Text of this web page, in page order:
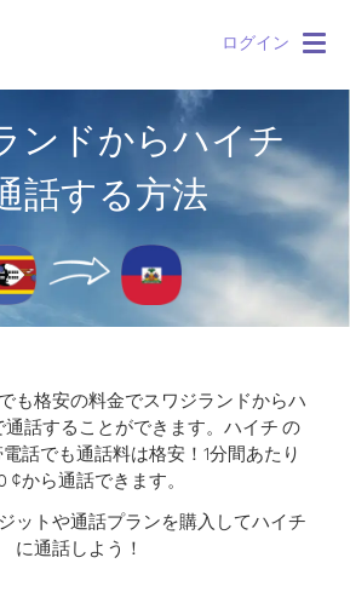
ログイン
ンドからハイチ
話する方法
も格安の料金でスワジランドからハ
話することができます。 ハイチ の
話でも通話料は格安！1分間あたり
¢から通話できます。
ットや通話プランを購入してハイチ
に通話しよう！